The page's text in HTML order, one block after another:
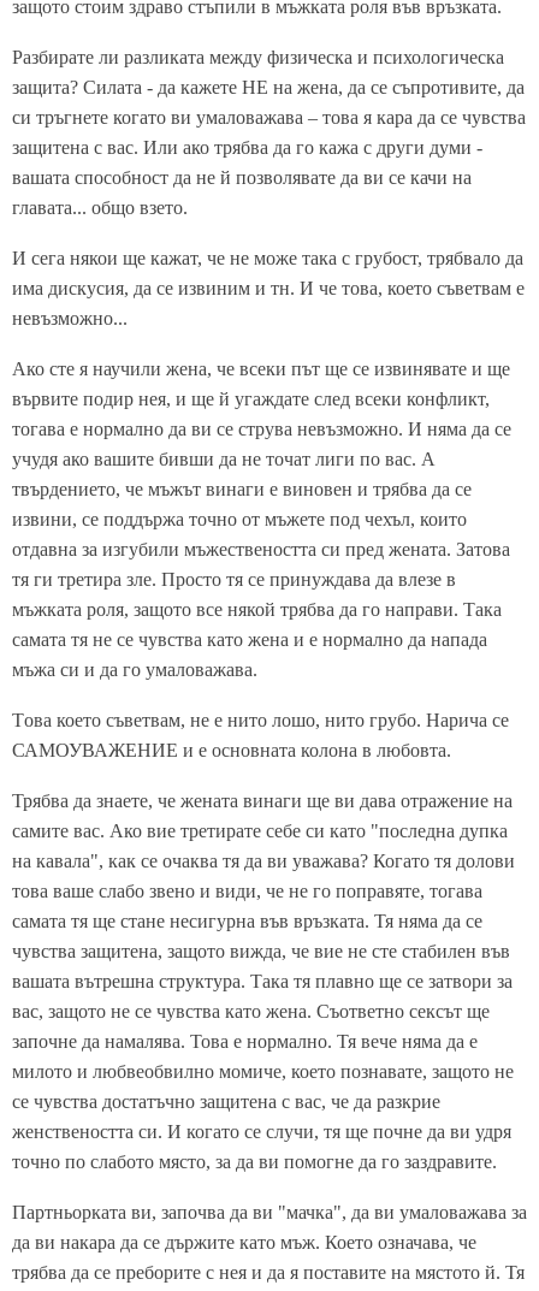
защото стоим здраво стъпили в мъжката роля във връзката.
Разбирате ли разликата между физическа и психологическа
защита? Силата - да кажете НЕ на жена, да се съпротивите, да
си тръгнете когато ви умаловажава – това я кара да се чувства
защитена с вас. Или ако трябва да го кажа с други думи -
вашата способност да не й позволявате да ви се качи на
главата... общо взето.
И сега някои ще кажат, че не може така с грубост, трябвало да
има дискусия, да се извиним и тн. И че това, което съветвам е
невъзможно...
Ако сте я научили жена, че всеки път ще се извинявате и ще
вървите подир нея, и ще й угаждате след всеки конфликт,
тогава е нормално да ви се струва невъзможно. И няма да се
учудя ако вашите бивши да не точат лиги по вас. А
твърдението, че мъжът винаги е виновен и трябва да се
извини, се поддържа точно от мъжете под чехъл, които
отдавна за изгубили мъжествеността си пред жената. Затова
тя ги третира зле. Просто тя се принуждава да влезе в
мъжката роля, защото все някой трябва да го направи. Така
самата тя не се чувства като жена и е нормално да напада
мъжа си и да го умаловажава.
Tова което съветвам, не е нито лошо, нито грубо. Нарича се
САМОУВАЖЕНИЕ и е основната колона в любовта.
Трябва да знаете, че жената винаги ще ви дава отражение на
самите вас. Ако вие третирате себе си като "последна дупка
на кавала", как се очаква тя да ви уважава? Когато тя долови
това ваше слабо звено и види, че не го поправяте, тогава
самата тя ще стане несигурна във връзката. Тя няма да се
чувства защитена, защото вижда, че вие не сте стабилен във
вашата вътрешна структура. Така тя плавно ще се затвори за
вас, защото не се чувства като жена. Съответно сексът ще
започне да намалява. Това е нормално. Тя вече няма да е
милото и любвеобвилно момиче, което познавате, защото не
се чувства достатъчно защитена с вас, че да разкрие
женствеността си. И когато се случи, тя ще почне да ви удря
точно по слабото място, за да ви помогне да го заздравите.
Партньорката ви, започва да ви "мачка", да ви умаловажава за
да ви накара да се държите като мъж. Което означава, че
трябва да се преборите с нея и да я поставите на мястото й. Тя